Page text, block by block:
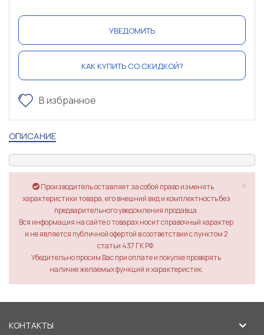
УВЕДОМИТЬ
КАК КУПИТЬ СО СКИДКОЙ?
В избранное
ОПИСАНИЕ
×
Производитель оставляет за собой право изменять
характеристики товара, его внешний вид и комплектность без
предварительного уведомления продавца.
Вся информация на сайте о товарах носит справочный характер
и не является публичной офертой в соответствии с пунктом 2
статьи 437 ГК РФ.
Убедительно просим Вас при оплате и покупке проверять
наличие желаемых функций и характеристик.
КОНТАКТЫ